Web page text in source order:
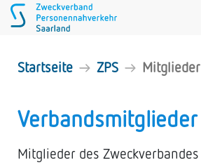
Startseite ZPS Mitglieder
Verbandsmitglieder
Mitglieder des Zweckverbandes